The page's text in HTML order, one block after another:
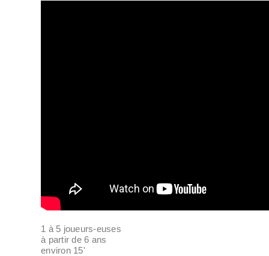
1 à 5 joueurs-euses
à partir de 6 ans
environ 15'